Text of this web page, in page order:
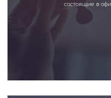
состоящие в